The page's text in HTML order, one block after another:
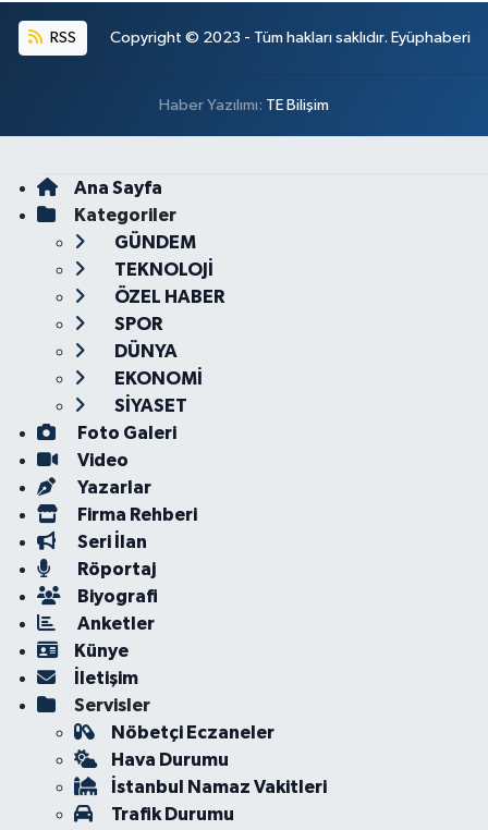
RSS Copyright © 2023 - Tüm hakları saklıdır. Eyüphaberi
Haber Yazılımı: TE Bilişim
Ana Sayfa
Kategoriler
GÜNDEM
TEKNOLOJİ
ÖZEL HABER
SPOR
DÜNYA
EKONOMİ
SİYASET
Foto Galeri
Video
Yazarlar
Firma Rehberi
Seri İlan
Röportaj
Biyografi
Anketler
Künye
İletişim
Servisler
Nöbetçi Eczaneler
Hava Durumu
İstanbul Namaz Vakitleri
Trafik Durumu